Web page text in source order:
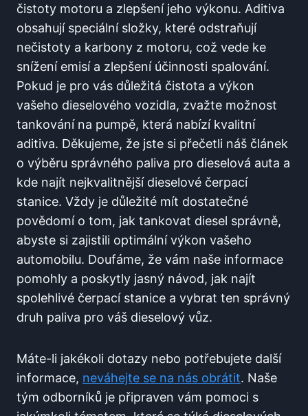
čistoty motoru a​ zlepšení jeho výkonu. Aditiva
obsahují speciální ⁣složky, které odstraňují
nečistoty a karbony z motoru, což​ vede ​ke
snížení emisí a zlepšení účinnosti spalování.
Pokud je ⁢pro vás důležitá čistota a výkon
vašeho dieselového vozidla, zvažte‍ možnost
tankování na pumpě, která nabízí⁤ kvalitní
aditiva. Děkujeme, že ⁤jste ​si přečetli​ náš článek
o ⁣výběru správného paliva ⁢pro dieselová auta a⁢
kde ​najít nejkvalitnější‍ dieselové ‌čerpací
⁢stanice. Vždy je důležité​ mít ​dostatečné
povědomí o tom, jak tankovat ⁤diesel‍ správně,
abyste si zajistili ‌optimální výkon vašeho
automobilu. Doufáme, že​ vám ⁣naše informace
pomohly a poskytly ⁣jasný návod, jak najít
spolehlivé čerpací stanice ‍a vybrat ten správný
druh paliva⁢ pro váš ​dieselový⁣ vůz.
Máte-li jakékoli dotazy​ nebo potřebujete další⁤
informace, neváhejte se na nás obrátit. Naše
tým ‍odborníků je připraven​ vám pomoci ⁣s